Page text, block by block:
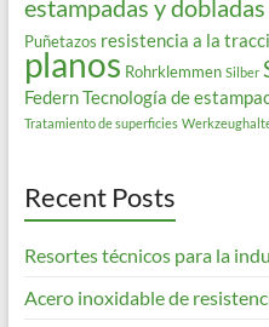
estampadas y dobladas
Puñetazos resistencia a la
planos Rohrklemmen Silber
FedernTecnología de
Tratamiento de superficies
Recent Posts
Resortes técnicos para la
Acero inoxidable de